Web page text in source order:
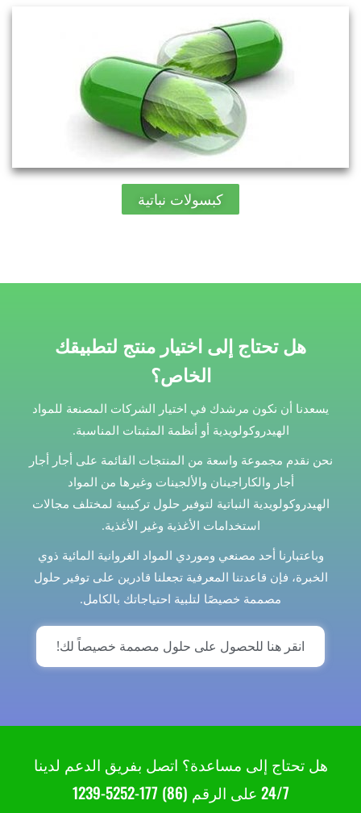
كبسولات نباتية
هل تحتاج إلى اختيار منتج لتطبيقك
الخاص؟
يسعدنا أن نكون مرشدك في اختيار الشركات المصنعة للمواد
الهيدروكولويدية أو أنظمة المثبتات المناسبة.
نحن نقدم مجموعة واسعة من المنتجات القائمة على أجار أجار
أجار والكاراجينان والألجينات وغيرها من المواد
الهيدروكولويدية النباتية لتوفير حلول تركيبية لمختلف مجالات
استخدامات الأغذية وغير الأغذية.
وباعتبارنا أحد مصنعي وموردي المواد الغروانية المائية ذوي
الخبرة، فإن قاعدتنا المعرفية تجعلنا قادرين على توفير حلول
مصممة خصيصًا لتلبية احتياجاتك بالكامل.
انقر هنا للحصول على حلول مصممة خصيصاً لك!
هل تحتاج إلى مساعدة؟ اتصل بفريق الدعم لدينا
24/7 على الرقم (86) 177-5252-1239